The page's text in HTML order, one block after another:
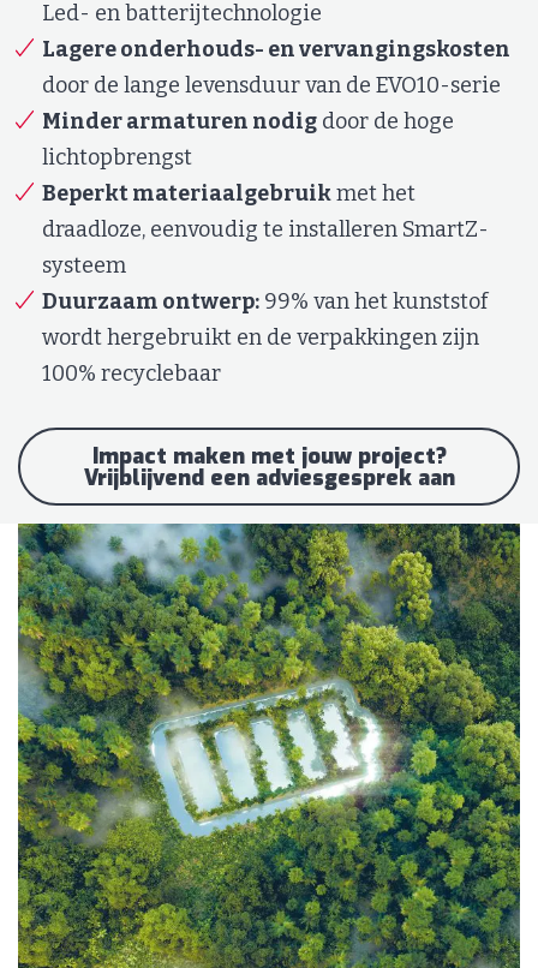
Led- en batterijtechnologie
Lagere onderhouds- en vervangingskosten
door de lange levensduur van de EVO10-serie
Minder armaturen nodig door de hoge
lichtopbrengst
Beperkt materiaalgebruikmet het
draadloze, eenvoudig te installeren SmartZ-
systeem
Duurzaam ontwerp: 99% van het kunststof
wordt hergebruikt en de verpakkingen zijn
100% recyclebaar
Impact maken met jouw project?
Vrijblijvend een adviesgesprek aan